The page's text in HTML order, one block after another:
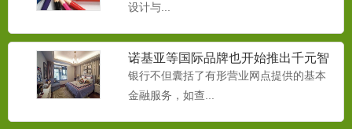
设计与...
诺基亚等国际品牌也开始推出千元智
能机
银行不但囊括了有形营业网点提供的基本
金融服务，如查...